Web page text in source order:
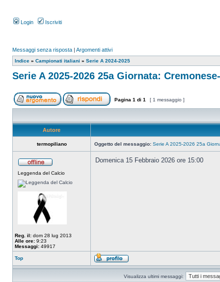
Login Iscriviti
Messaggi senza risposta | Argomenti attivi
Indice » Campionati italiani » Serie A 2024-2025
Serie A 2025-2026 25a Giornata:
Pagina 1 di 1 [ 1 messaggio ]
Autore
termopiliano Oggetto del messaggio: Serie A 2025-2026 25a
Leggenda del Calcio
Reg. il: dom 28 lug 2013
Alle ore: 9:23
Messaggi: 49917
Domenica 15 Febbraio 2026 ore 15:00
Top
Visualizza ultimi messaggi: